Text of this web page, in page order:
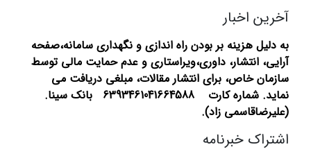
آخرین اخبار
به دلیل هزینه بر بودن راه اندازی و نگهداری سامانه،صفحه
آرایی، انتشار، داوری،ویراستاری و عدم حمایت مالی توسط
سازمان خاص، برای انتشار مقالات، مبلغی دریافت می
نماید.
شماره کارت 6393461041664588 بانک سینا.
(علیرضاقاسمی زاد).
اشتراک خبرنامه